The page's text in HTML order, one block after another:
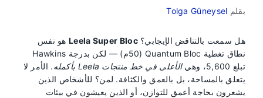
بقلم Tolga Güneysel
هل سمعت بالتناقض الإيجابي؟Leela Super Blocهو نفس
نطاق تغطية Quantum Bloc (50م) — لكن بدرجة Hawkins
تبلغ 5,600، وهي
الأعلى في خط منتجات Leela بأكمله
. الأمر لا
يتعلق بالمساحة، بل بالعمق والكثافة. لمن؟ للأشخاص الذين
يشعرون بحاجة أعمق للتوازن، أو الذين يعيشون في بيئات